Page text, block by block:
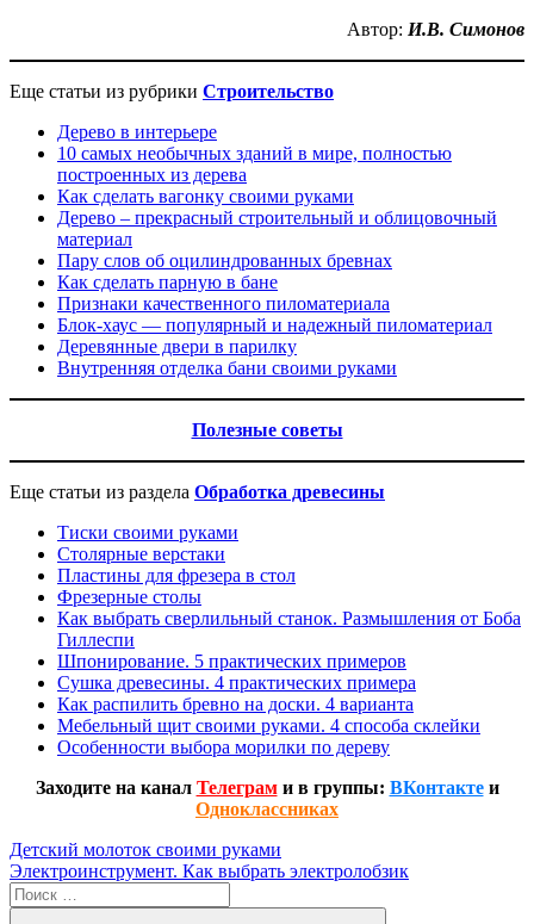
Автор: И.В. Симонов
Еще статьи из рубрики Строительство
Дерево в интерьере
10 самых необычных зданий в мире, полностью
построенных из дерева
Как сделать вагонку своими руками
Дерево – прекрасный строительный и облицовочный
материал
Пару слов об оцилиндрованных бревнах
Как сделать парную в бане
Признаки качественного пиломатериала
Блок-хаус — популярный и надежный пиломатериал
Деревянные двери в парилку
Внутренняя отделка бани своими руками
Полезные советы
Еще статьи из раздела Обработка древесины
Тиски своими руками
Столярные верстаки
Пластины для фрезера в стол
Фрезерные столы
Как выбрать сверлильный станок. Размышления от Боба
Гиллеспи
Шпонирование. 5 практических примеров
Сушка древесины. 4 практических примера
Как распилить бревно на доски. 4 варианта
Мебельный щит своими руками. 4 способа склейки
Особенности выбора морилки по дереву
Заходите на канал Телеграми в группы: ВКонтактеи
Одноклассниках
Навигация
по
Предыдущая
запись:
Детский молоток своими руками
Следующая
запись:
Электроинструмент. Как выбрать электролобзик
Поиск
для: